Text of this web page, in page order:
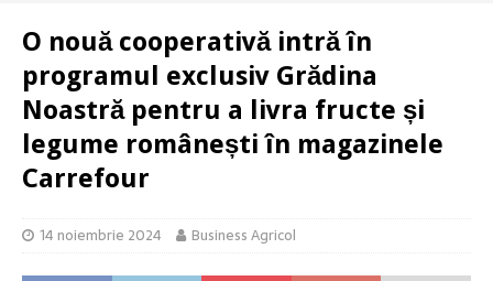
O nouă cooperativă intră în
programul exclusiv Grădina
Noastră pentru a livra fructe și
legume românești în magazinele
Carrefour
14 noiembrie 2024 Business Agricol